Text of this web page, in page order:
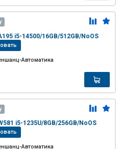
i5-14500/16GB/512GB/NoOS
Автоматика
i5-1235U/8GB/256GB/NoOS
Автоматика